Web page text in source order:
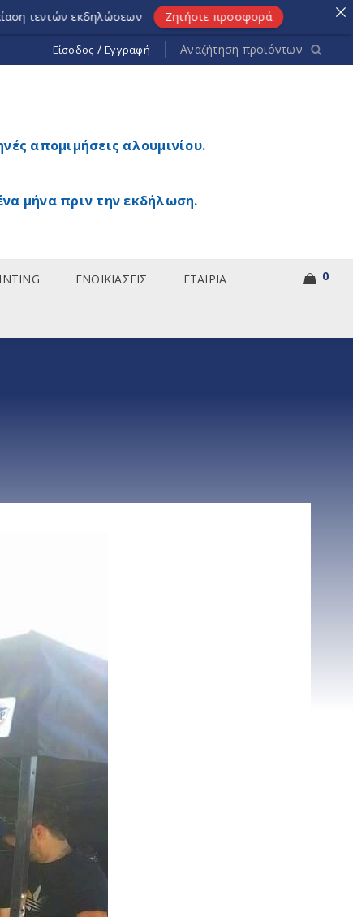
Είσοδος / Εγγραφή
απομιμήσεις αλουμινίου.
μήνα πριν την εκδήλωση.
ΕΝΟΙΚΙΑΣΕΙΣ ΕΤΑΙΡΙΑ 0
Ζητήστε προσφορά